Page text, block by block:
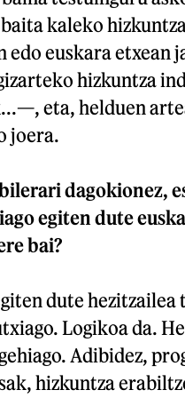
kaleko
edo euskara etxean
hizkuntza
eta, helduen
joera.
dagokionez,
egiten dute
bai?
dute
Logikoa da.
Adibidez,
hizkuntza